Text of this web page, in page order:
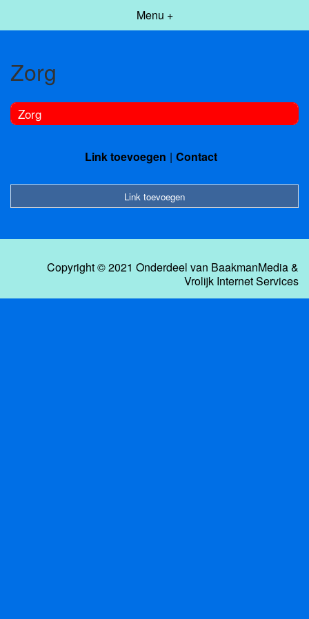
Menu +
Zorg
Zorg
Link toevoegen Contact
Link toevoegen
Copyright © 2021 Onderdeel van BaakmanMedia&
Vrolijk Internet Services